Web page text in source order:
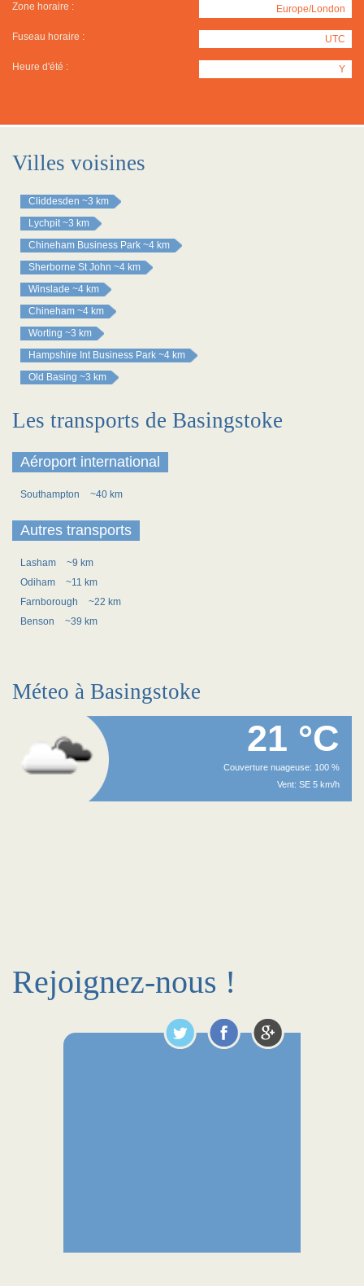
Zone horaire : Europe/London
Fuseau horaire : UTC
Heure d'été : Y
Villes voisines
Cliddesden ~3 km
Lychpit ~3 km
Chineham Business Park ~4 km
Sherborne St John ~4 km
Winslade ~4 km
Chineham ~4 km
Worting ~3 km
Hampshire Int Business Park ~4 km
Old Basing ~3 km
Les transports de Basingstoke
Aéroport international
Southampton ~40 km
Autres transports
Lasham
~9 km
Odiham
~11 km
Farnborough
~22 km
Benson
~39 km
Méteo à Basingstoke
21 °C
Couverture nuageuse: 100 %
Vent: SE 5 km/h
Rejoignez-nous !